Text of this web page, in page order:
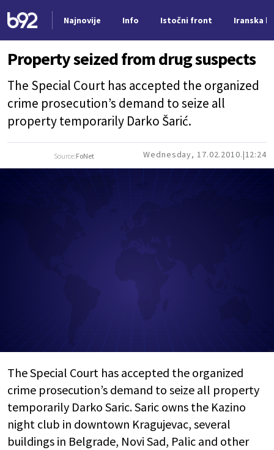
Najnovije Info Istočni front Iranska
Property seized from drug suspects
The Special Court has accepted the organized
crime prosecution’s demand to seize all
property temporarily Darko Šarić.
Source:FoNet Wednesday, 17.02.2010. 12:24
The Special Court has accepted the organized
crime prosecution’s demand to seize all property
temporarily Darko Saric. Saric owns the Kazino
night club in downtown Kragujevac, several
buildings in Belgrade, Novi Sad, Palic and other